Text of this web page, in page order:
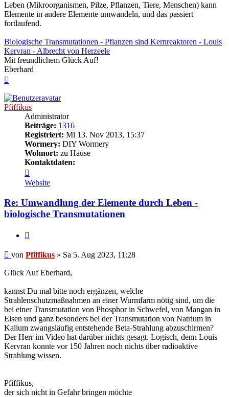
Leben (Mikroorganismen, Pilze, Pflanzen, Tiere, Menschen) kann
Elemente in andere Elemente umwandeln, und das passiert
fortlaufend.
Biologische Transmutationen - Pflanzen sind Kernreaktoren - Louis
Kervran - Albrecht von Herzeele
Mit freundlichem Glück Auf!
Eberhard
Pfiffikus
Administrator
Beiträge: 1316
Registriert: Mi 13. Nov 2013, 15:37
Wormery: DIY Wormery
Wohnort: zu Hause
Kontaktdaten:
von
Pfiffikus
Website
Re: Umwandlung der Elemente durch Leben -
biologische Transmutationen
Beitrag
von Pfiffikus » Sa 5. Aug 2023, 11:28
Glück Auf Eberhard,
kannst Du mal bitte noch ergänzen, welche
Strahlenschutzmaßnahmen an einer Wurmfarm nötig sind, um die
bei einer Transmutation von Phosphor in Schwefel, von Mangan in
Eisen und ganz besonders bei der Transmutation von Natrium in
Kalium zwangsläufig entstehende Beta-Strahlung abzuschirmen?
Der Herr im Video hat darüber nichts gesagt. Logisch, denn Louis
Kervran konnte vor 150 Jahren noch nichts über radioaktive
Strahlung wissen.
Pfiffikus,
der sich nicht in Gefahr bringen möchte